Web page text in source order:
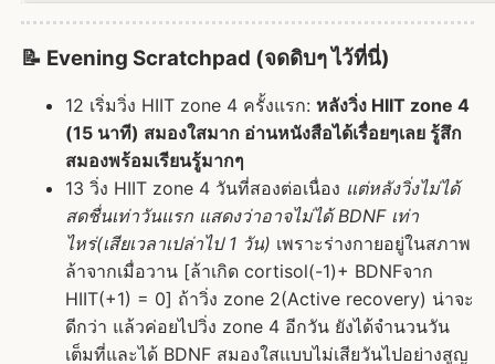
📝 Evening Scratchpad (จดดิบๆ ไว้ที่นี่)
12 เริ่มวิ่ง HIIT zone 4 ครั้งแรก: หลังวิ่ง HIIT zone 4
(15 นาที) สมองใสมาก อ่านหนังสือได้เรื่อยๆเลย รู้สึก
สมองพร้อมเรียนรู้มากๆ
13 วิ่ง HIIT zone 4 วันที่สองต่อเนื่อง แต่หลังวิ่งไม่ได้
สดชื่นเท่าวันแรก แสดงว่าอาจไม่ได้ BDNF เท่า
ไหร่(เสียเวลาเปล่าไป 1 วัน) เพราะร่างกายอยู่ในสภาพ
ล้าจากเมื่อวาน [ล้าเกิด cortisol(-1)+ BDNFจาก
HIIT(+1) = 0] ถ้าวิ่ง zone 2(Active recovery) น่าจะ
ดีกว่า แล้วค่อยไปวิ่ง zone 4 อีกวัน ยังได้จำนวนวัน
เต็มที่และได้ BDNF สมองใสแบบไม่เสียวันไปอย่างสูญ